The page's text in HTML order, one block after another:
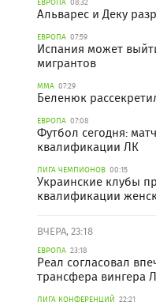
Альварес и Деку
ЕВРОПА 07:59
Испания может
мигрантов
ММА 07:29
Беленюк
ЕВРОПА 07:08
Футбол сегодня:
квалификации ЛК
ЛИГА ЧЕМПИОНОВ 00:15
Украинские клубы
квалификации
ВЧЕРА, 23:18
ЕВРОПА 23:18
Реал согласовал
трансфера вингера
ЛИГА КОНФЕРЕНЦИЙ 22:21